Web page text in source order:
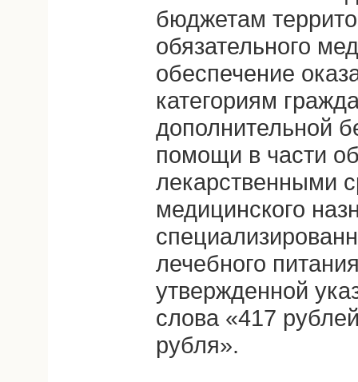
бюджетам
обязательного
обеспечение
категориям
дополнительной
помощи в части
лекарственными
медицинского
лечебного
утвержденной
слова «417
рубля».